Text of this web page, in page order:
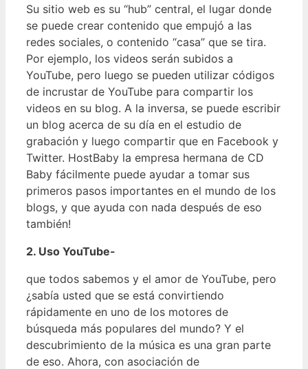
Su sitio web es su “hub” central, el lugar donde
se puede crear contenido que empujó a las
redes sociales, o contenido “casa” que se tira.
Por ejemplo, los videos serán subidos a
YouTube, pero luego se pueden utilizar códigos
de incrustar de YouTube para compartir los
videos en su blog. A la inversa, se puede escribir
un blog acerca de su día en el estudio de
grabación y luego compartir que en Facebook y
Twitter. HostBaby la empresa hermana de CD
Baby fácilmente puede ayudar a tomar sus
primeros pasos importantes en el mundo de los
blogs, y que ayuda con nada después de eso
también!
2. Uso YouTube-
que todos sabemos y el amor de YouTube, pero
¿sabía usted que se está convirtiendo
rápidamente en uno de los motores de
búsqueda más populares del mundo? Y el
descubrimiento de la música es una gran parte
de eso. Ahora, con asociación de